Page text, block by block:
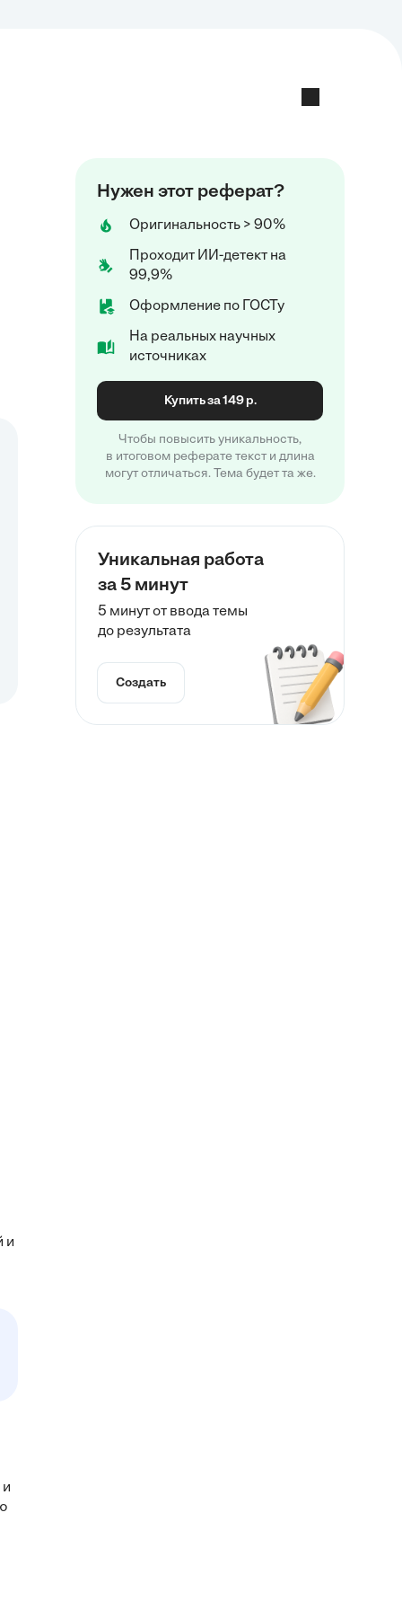
и
Нужен этот реферат?
Оригинальность > 90%
Проходит ИИ-детект на
99,9%
Оформление по ГОСТу
На реальных научных
источниках
Купить за 149 р.
Чтобы повысить уникальность,
в итоговом реферате текст и длина
могут отличаться. Тема будет та же.
Уникальная работа
за 5 минут
5 минут от ввода темы
до результата
Создать